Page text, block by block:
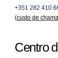
+351 282 410
(custo de
Centro